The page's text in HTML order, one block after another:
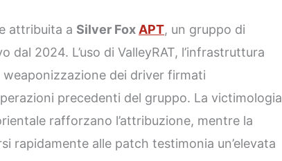
attribuita a Silver Fox APT, un gruppo di
dal 2024. L’uso di ValleyRAT, l’infrastruttura
weaponizzazione dei driver firmati
precedenti del gruppo. La victimologia
rafforzano l’attribuzione, mentre la
rapidamente alle patch testimonia un’elevata